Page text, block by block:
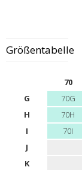
Größentabelle
70
G
70G
H
70H
I
70I
J
K